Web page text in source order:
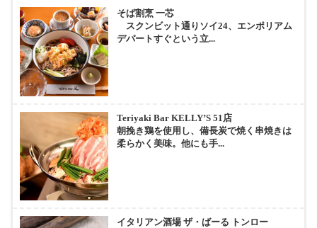
そば割烹 一芯
スクンビット通りソイ24、エンポリアム
デパートすぐという立...
Teriyaki Bar KELLY’S 51店
朝挽き鶏を使用し、備長炭で焼く串焼きは
柔らかく美味。他にも手...
イタリアン酒場 ザ・ばーる トンロー